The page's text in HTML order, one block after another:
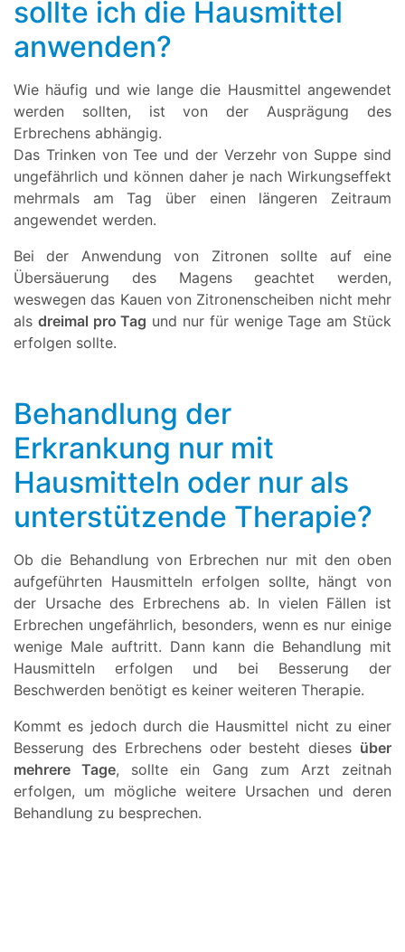
sollte ich die Hausmittel
anwenden?
Wie häufig und wie lange die Hausmittel angewendet
werden sollten, ist von der Ausprägung des
Erbrechens abhängig.
Das Trinken von Tee und der Verzehr von Suppe sind
ungefährlich und können daher je nach Wirkungseffekt
mehrmals am Tag über einen längeren Zeitraum
angewendet werden.
Bei der Anwendung von Zitronen sollte auf eine
Übersäuerung des Magens geachtet werden,
weswegen das Kauen von Zitronenscheiben nicht mehr
als dreimal pro Tag und nur für wenige Tage am Stück
erfolgen sollte.
Behandlung der
Erkrankung nur mit
Hausmitteln oder nur als
unterstützende Therapie?
Ob die Behandlung von Erbrechen nur mit den oben
aufgeführten Hausmitteln erfolgen sollte, hängt von
der Ursache des Erbrechens ab. In vielen Fällen ist
Erbrechen ungefährlich, besonders, wenn es nur einige
wenige Male auftritt. Dann kann die Behandlung mit
Hausmitteln erfolgen und bei Besserung der
Beschwerden benötigt es keiner weiteren Therapie.
Kommt es jedoch durch die Hausmittel nicht zu einer
Besserung des Erbrechens oder besteht dieses über
mehrere Tage, sollte ein Gang zum Arzt zeitnah
erfolgen, um mögliche weitere Ursachen und deren
Behandlung zu besprechen.